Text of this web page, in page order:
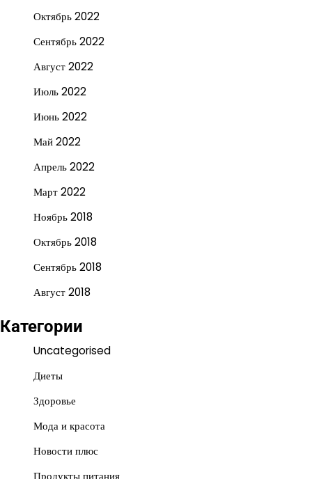
Октябрь 2022
Сентябрь 2022
Август 2022
Июль 2022
Июнь 2022
Май 2022
Апрель 2022
Март 2022
Ноябрь 2018
Октябрь 2018
Сентябрь 2018
Август 2018
Категории
Uncategorised
Диеты
Здоровье
Мода и красота
Новости плюс
Продукты питания